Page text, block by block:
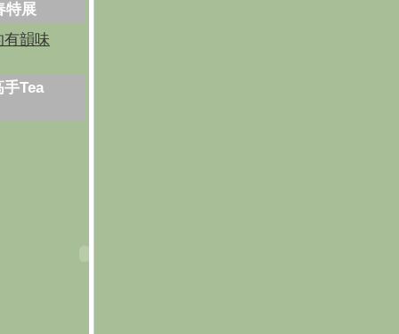
特展
有韻味
Tea